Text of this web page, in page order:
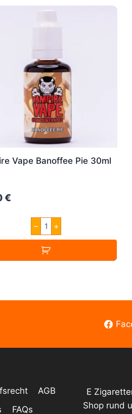
Vape Banoffee Pie 30ml
€
–
Vampire
Vape
Banoffee
Pie
30ml
Menge
+
AGB
FAQs
E
Shop rund